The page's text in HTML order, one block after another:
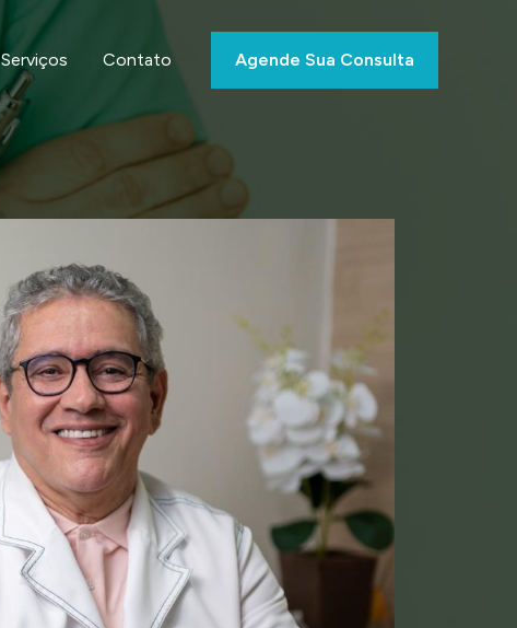
Serviços Contato Agende Sua Consulta